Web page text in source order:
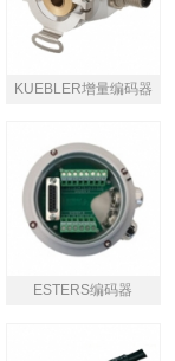
KUEBLER增量编码器
ESTERS编码器